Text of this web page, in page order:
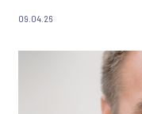
Lars Erik Lie – her er
09.04.26